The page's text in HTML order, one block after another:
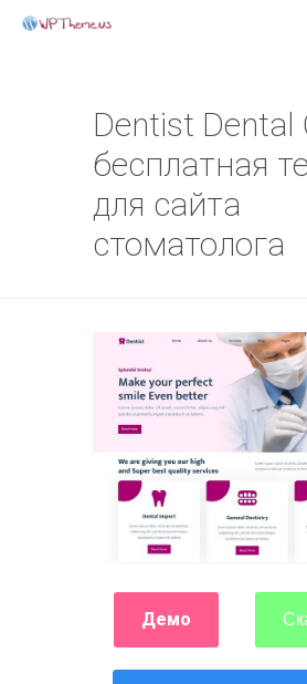
Dentist Dental
бесплатная
для сайта
стоматолога
Демо